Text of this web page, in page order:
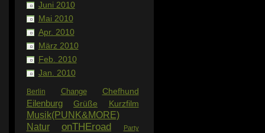
Juni 2010
Mai 2010
Apr. 2010
März 2010
Feb. 2010
Jan. 2010
Berlin Change Chefhund
Eilenburg Grüße Kurzfilm
Musik(PUNK&MORE)
Natur onTHEroad Party